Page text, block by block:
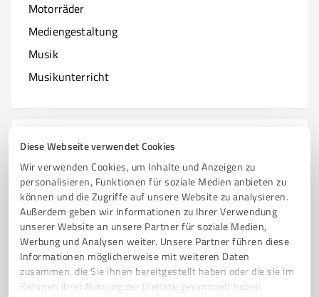
Diese Webseite verwendet Cookies
Wir verwenden Cookies, um Inhalte und Anzeigen zu
personalisieren, Funktionen für soziale Medien anbieten zu
können und die Zugriffe auf unsere Website zu analysieren.
Außerdem geben wir Informationen zu Ihrer Verwendung
unserer Website an unsere Partner für soziale Medien,
Werbung und Analysen weiter. Unsere Partner führen diese
Informationen möglicherweise mit weiteren Daten
zusammen, die Sie ihnen bereitgestellt haben oder die sie im
Rahmen Ihrer Nutzung der Dienste gesammelt haben.
Motorräder
Mediengestaltung
Musik
Musikunterricht
N
Natur & Umwelt
Nagelstudios
O Branchen mit O